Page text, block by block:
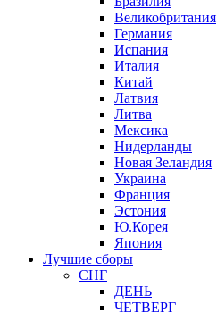
Великобритания
Германия
Испания
Италия
Китай
Латвия
Литва
Мексика
Нидерланды
Новая Зеландия
Украина
Франция
Эстония
Ю.Корея
Япония
Лучшие сборы
СНГ
ДЕНЬ
ЧЕТВЕРГ